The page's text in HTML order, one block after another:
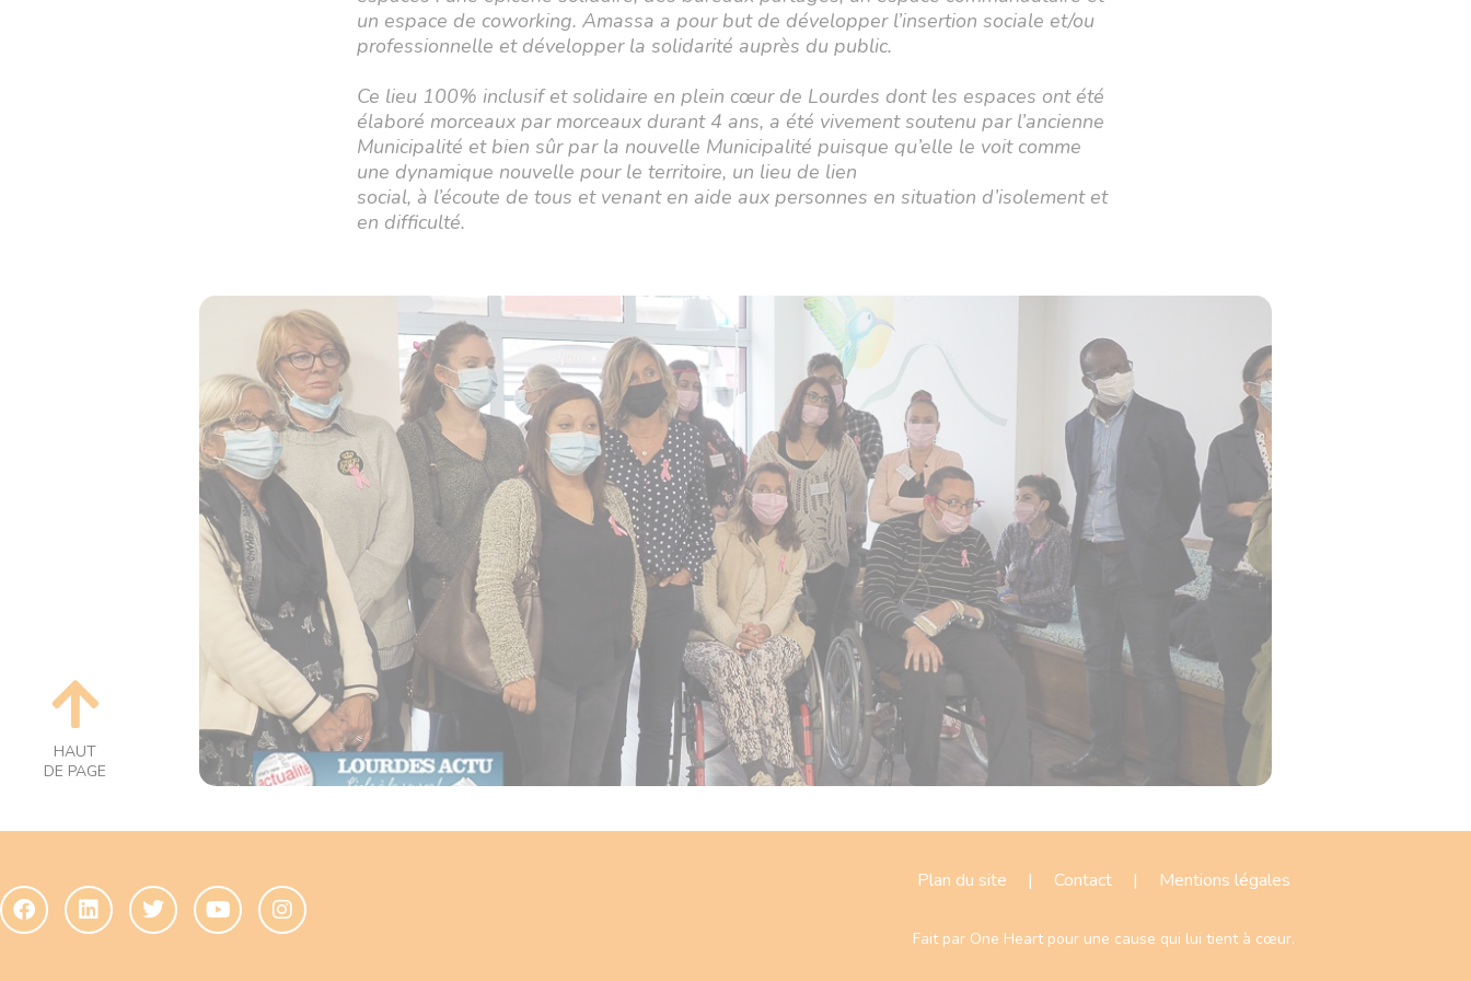
un espace de coworking. Amassa a pour but de développer l’insertion sociale et/ou
professionnelle et développer la solidarité auprès du public.
Ce lieu 100% inclusif et solidaire en plein cœur de Lourdes dont les espaces ont été
élaboré morceaux par morceaux durant 4 ans, a été vivement soutenu par l’ancienne
Municipalité et bien sûr par la nouvelle Municipalité puisque qu’elle le voit comme
une dynamique nouvelle pour le territoire, un lieu de lien
social, à l’écoute de tous et venant en aide aux personnes en situation d’isolement et
en difficulté.
HAUT
DE PAGE
Plan du site | Contact | Mentions légales
Fait par One Heartpour une cause qui lui tient à cœur.